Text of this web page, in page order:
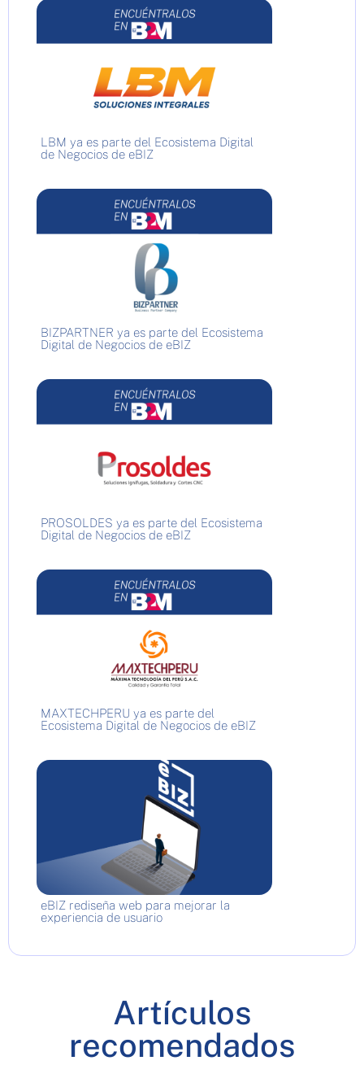
LBM ya es parte del Ecosistema Digital
de Negocios de eBIZ
BIZPARTNER ya es parte del Ecosistema
Digital de Negocios de eBIZ
PROSOLDES ya es parte del Ecosistema
Digital de Negocios de eBIZ
MAXTECHPERU ya es parte del
Ecosistema Digital de Negocios de eBIZ
eBIZ rediseña web para mejorar la
experiencia de usuario
Artículos
recomendados